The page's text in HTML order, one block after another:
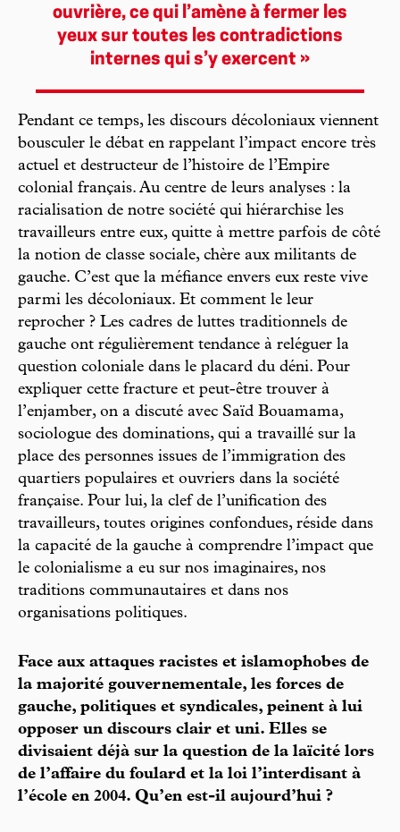
ouvrière, ce qui l’amène à fermer les
yeux sur toutes les contradictions
internes qui s’y exercent »
Pendant ce temps, les discours décoloniaux viennent
bousculer le débat en rappelant l’impact encore très
actuel et destructeur de l’histoire de l’Empire
colonial français. Au centre de leurs analyses : la
racialisation de notre société qui hiérarchise les
travailleurs entre eux, quitte à mettre parfois de côté
la notion de classe sociale, chère aux militants de
gauche. C’est que la méfiance envers eux reste vive
parmi les décoloniaux. Et comment le leur
reprocher ? Les cadres de luttes traditionnels de
gauche ont régulièrement tendance à reléguer la
question coloniale dans le placard du déni. Pour
expliquer cette fracture et peut-être trouver à
l’enjamber, on a discuté avec Saïd Bouamama,
sociologue des dominations, qui a travaillé sur la
place des personnes issues de l’immigration des
quartiers populaires et ouvriers dans la société
française. Pour lui, la clef de l’unification des
travailleurs, toutes origines confondues, réside dans
la capacité de la gauche à comprendre l’impact que
le colonialisme a eu sur nos imaginaires, nos
traditions communautaires et dans nos
organisations politiques.
Face aux attaques racistes et islamophobes de
la majorité gouvernementale, les forces de
gauche, politiques et syndicales, peinent à lui
opposer un discours clair et uni. Elles se
divisaient déjà sur la question de la laïcité lors
de l’affaire du foulard et la loi l’interdisant à
l’école en 2004. Qu’en est-il aujourd’hui ?